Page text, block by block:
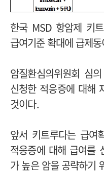
한국 MSD 항암제 키
급여기준 확대에 급제
암질환심의위원회 심
신청한 적응증에 대해
것이다.
앞서 키트루다는 급여
적응증에 대해 급여를
가 높은암을 공략하기